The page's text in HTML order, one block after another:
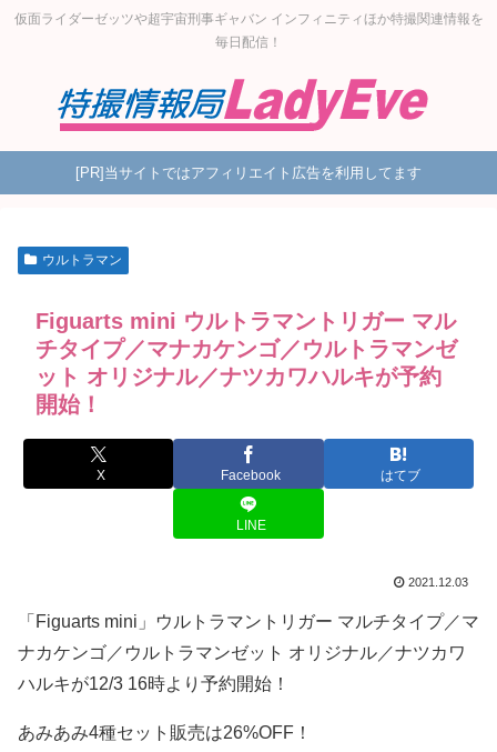
仮面ライダーゼッツや超宇宙刑事ギャバン インフィニティほか特撮関連情報を
毎日配信！
[PR]当サイトではアフィリエイト広告を利用してます
ウルトラマン
Figuarts mini ウルトラマントリガー マル
チタイプ／マナカケンゴ／ウルトラマンゼ
ット オリジナル／ナツカワハルキが予約
開始！
X Facebook はてブ
LINE
2021.12.03
「Figuarts mini」ウルトラマントリガー マルチタイプ／マ
ナカケンゴ／ウルトラマンゼット オリジナル／ナツカワ
ハルキが12/3 16時より予約開始！
あみあみ4種セット販売は26%OFF！